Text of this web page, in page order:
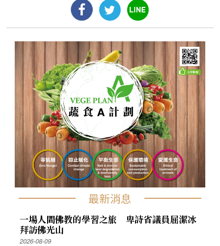
最新消息
一場人間佛教的學習之旅 卑詩省議員屈潔冰
拜訪佛光山
2026-08-09